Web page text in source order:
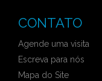
CONTATO
Agende uma visita
Escreva para nós
Mapa do Site